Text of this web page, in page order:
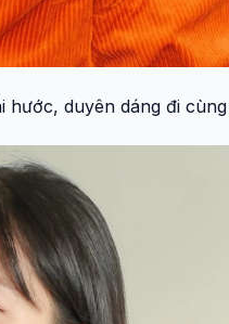
hước, duyên dáng đi